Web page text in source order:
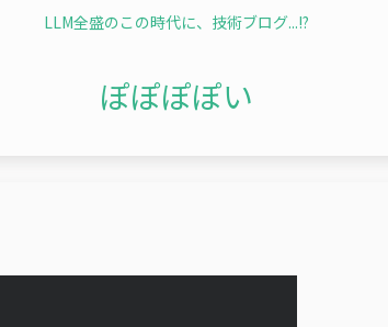
LLM全盛のこの時代に、技術ブログ...!?
ぽぽぽぽい